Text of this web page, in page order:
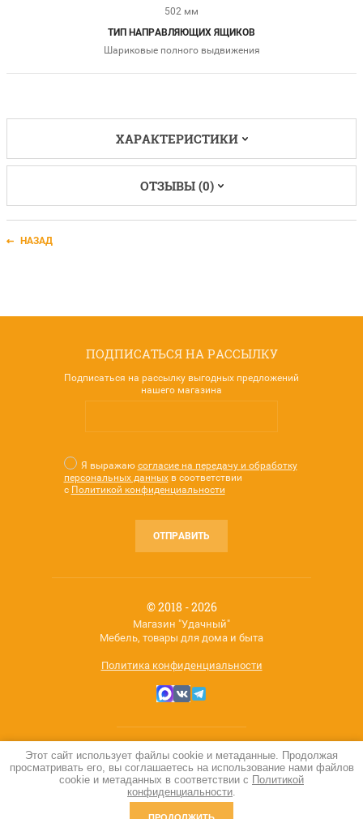
502 мм
ТИП НАПРАВЛЯЮЩИХ ЯЩИКОВ
Шариковые полного выдвижения
ХАРАКТЕРИСТИКИ
ОТЗЫВЫ (0)
НАЗАД
ПОДПИСАТЬСЯ НА РАССЫЛКУ
Подписаться на рассылку выгодных предложений
нашего магазина
Я выражаю согласие на передачу и обработку
персональных данныхв соответствии
с Политикой конфиденциальности
ОТПРАВИТЬ
© 2018 - 2026
Магазин "Удачный"
Мебель, товары для дома и быта
Политика конфиденциальности
Мегагрупп.ру
Этот сайт использует файлы cookie и метаданные. Продолжая
просматривать его, вы соглашаетесь на использование нами файлов
cookie и метаданных в соответствии с Политикой
конфиденциальности.